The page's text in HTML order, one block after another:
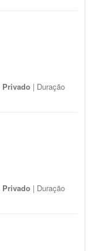
Privado | Duração
Privado | Duração